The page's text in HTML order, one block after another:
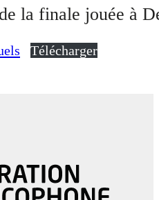
la finale jouée à
Télécharger